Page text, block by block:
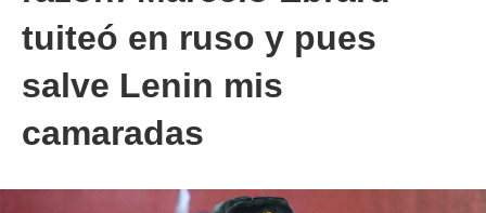
tuiteó en ruso y pues
salve Lenin mis
camaradas